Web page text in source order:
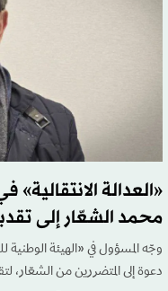
«العدالة
محمد الشعّار إلى
وجّه المسؤول في «الهيئة الوطنية
دعوة إلى المتضررين من الشعّار،